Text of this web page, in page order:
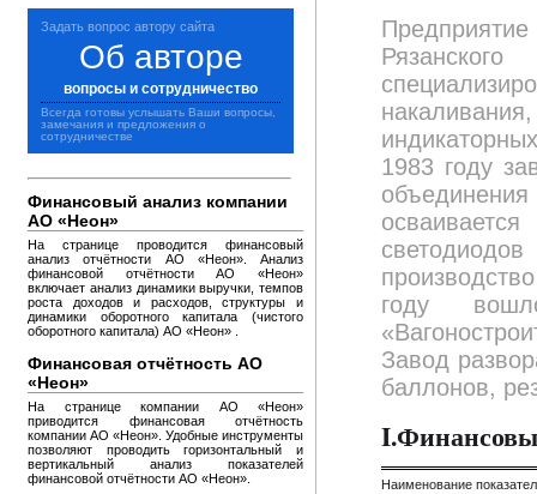
Задать вопрос автору сайта
Об авторе
вопросы и сотрудничество
Всегда готовы услышать Ваши вопросы,
замечания и предложения о
сотрудничестве
Финансовый анализ компании
АО «Неон»
На странице проводится финансовый
анализ отчётности АО «Неон». Анализ
финансовой отчётности АО «Неон»
включает анализ динамики выручки, темпов
роста доходов и расходов, структуры и
динамики оборотного капитала (чистого
оборотного капитала) АО «Неон» .
Финансовая отчётность АО
«Неон»
На странице компании АО «Неон»
приводится финансовая отчётность
компании АО «Неон». Удобные инструменты
позволяют проводить горизонтальный и
вертикальный анализ показателей
финансовой отчётности АО «Неон».
1983 году
году
Завод
баллонов,
Наименование